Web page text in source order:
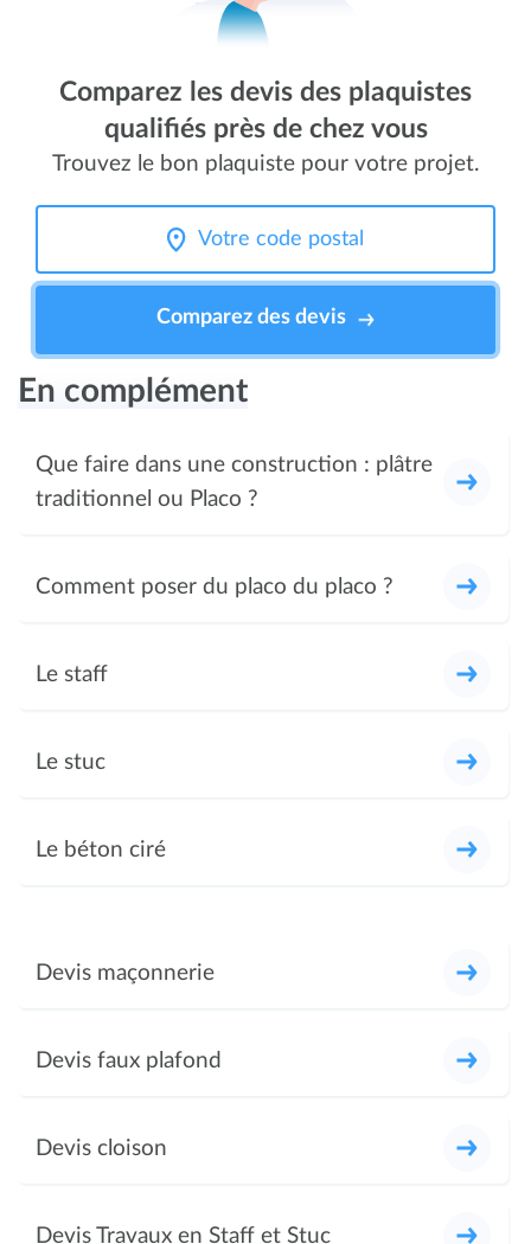
Comparez les devis des plaquistes
qualifiés près de chez vous
Trouvez le bon plaquiste pour votre projet.
Comparez des devis
En complément
Que faire dans une construction : plâtre
traditionnel ou Placo ?
Comment poser du placo du placo ?
Le staff
Le stuc
Le béton ciré
Devis maçonnerie
Devis faux plafond
Devis cloison
Devis Travaux en Staff et Stuc